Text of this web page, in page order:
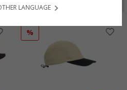
%
LANGUAGE